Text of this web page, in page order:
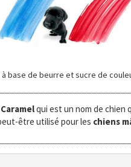
base de beurre et sucre de
Caramelqui est un nom de chien
être utilisé pour les chiens